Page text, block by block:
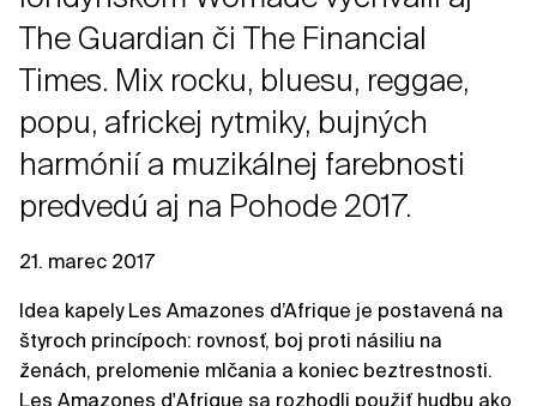
The Guardian či The Financial
Times. Mix rocku, bluesu, reggae,
popu, africkej rytmiky, bujných
harmónií a muzikálnej farebnosti
predvedú aj na Pohode 2017.
21. marec 2017
Idea kapely Les Amazones d’Afrique je postavená na
štyroch princípoch: rovnosť, boj proti násiliu na
ženách, prelomenie mlčania a koniec beztrestnosti.
Les Amazones d'Afrique sa rozhodli použiť hudbu ako